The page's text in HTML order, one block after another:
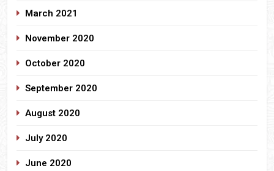
March 2021
November 2020
October 2020
September 2020
August 2020
July 2020
June 2020